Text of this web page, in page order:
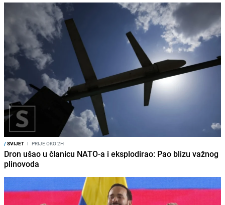
/SVIJET I PRIJE OKO 2H
Dron ušao u članicu NATO-a i eksplodirao: Pao blizu važnog
plinovoda